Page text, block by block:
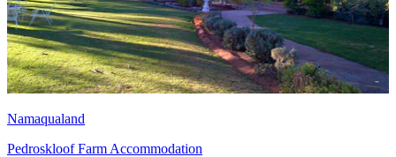
Namaqualand
Pedroskloof Farm Accommodation